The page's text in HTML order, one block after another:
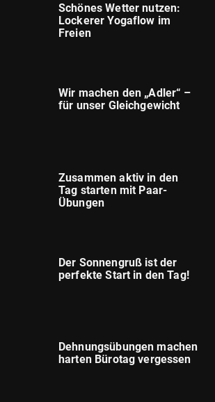
Schönes Wetter nutzen:
Lockerer Yogaflow im
Freien
Wir machen den „Adler“ –
für unser Gleichgewicht
Zusammen aktiv in den
Tag starten mit Paar-
Übungen
Der Sonnengruß ist der
perfekte Start in den Tag!
Dehnungsübungen machen
harten Bürotag vergessen